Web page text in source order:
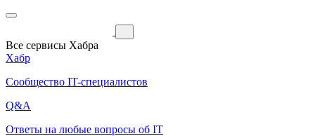
Все сервисы Хабра
Хабр
Сообщество IT-специалистов
Q&A
Ответы на любые вопросы об IT